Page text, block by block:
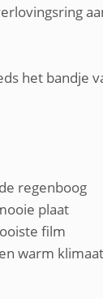
het bandje
regenboog
plaat
film
warm klimaat